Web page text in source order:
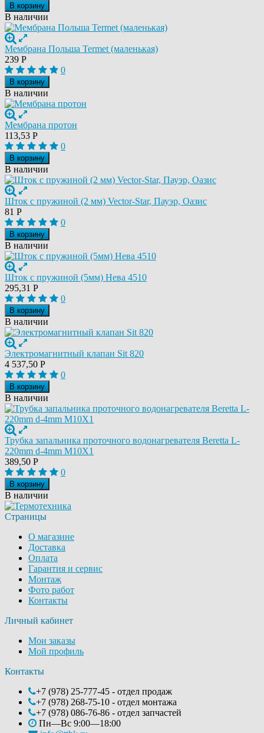
В корзину
В наличии
Мембрана Польша Termet (маленькая)
239 Р
0
В корзину
В наличии
Мембрана протон
113,53 Р
0
В корзину
В наличии
Шток с пружиной (2 мм) Vector-Star, Пауэр, Оазис
81 Р
0
В корзину
В наличии
Шток с пружиной (5мм) Нева 4510
295,31 Р
0
В корзину
В наличии
Электромагнитный клапан Sit 820
4 537,50 Р
0
В корзину
В наличии
Трубка запальника проточного водонагревателя Beretta L-
220mm d-4mm M10X1
389,50 Р
0
В корзину
В наличии
Страницы
О магазине
Доставка
Оплата
Гарантия и сервис
Монтаж
Фото работ
Контакты
Личный кабинет
Мои заказы
Мой профиль
Контакты
+7 (978) 25-777-45 - отдел продаж
+7 (978) 268-75-10 - отдел монтажа
+7 (978) 086-76-86 - отдел запчастей
Пн—Вс 9:00—18:00